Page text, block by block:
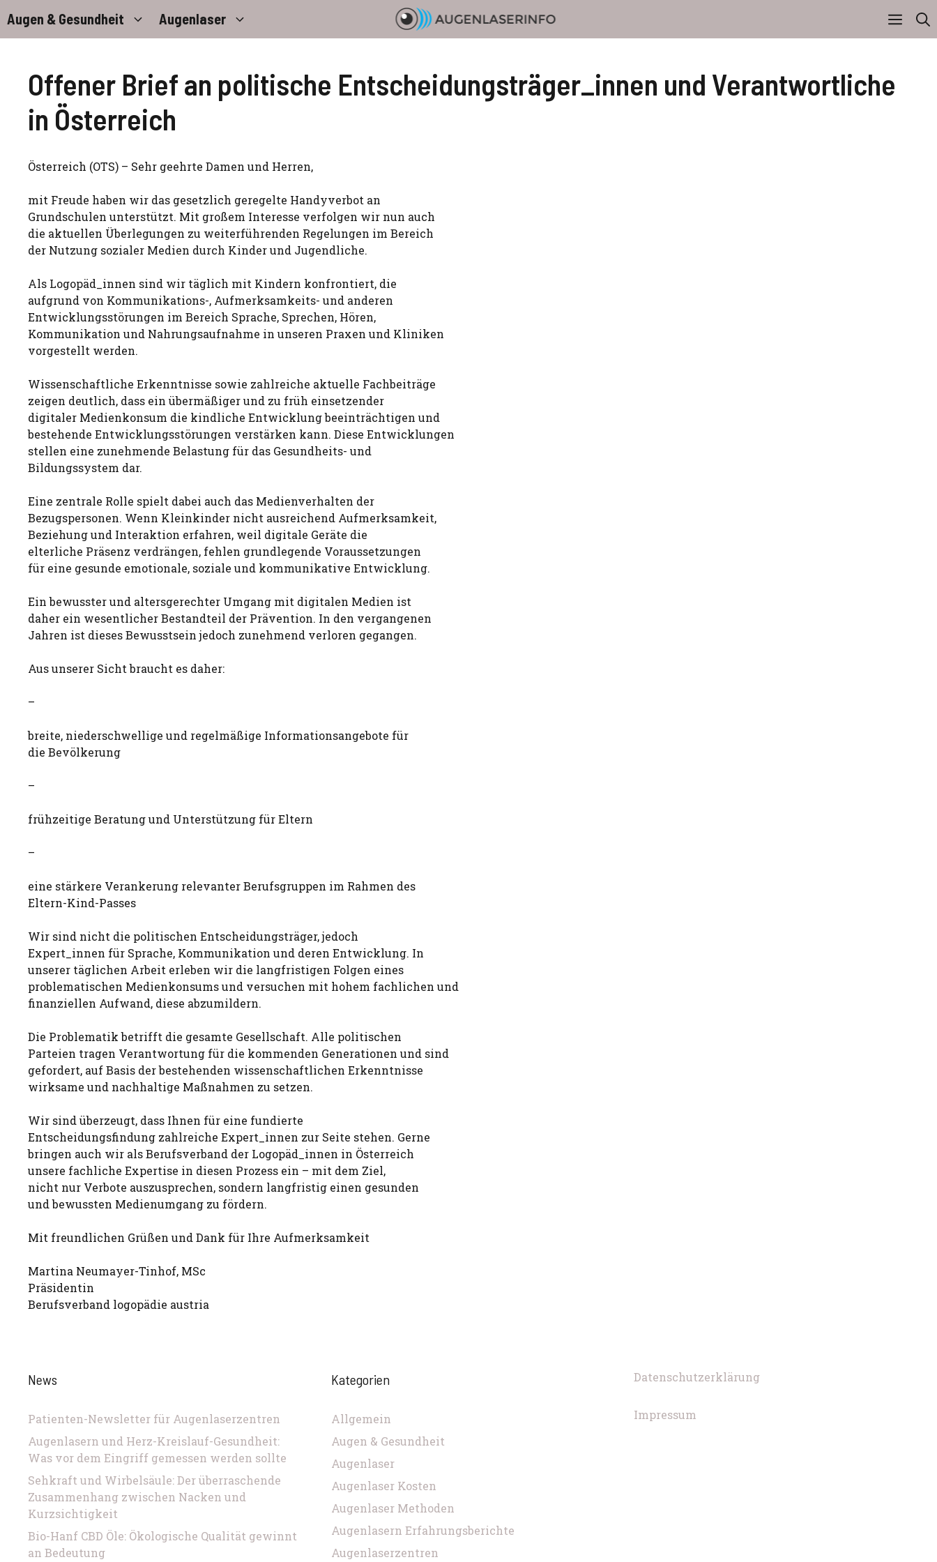
Inhalt
springen
Augen & Gesundheit Augenlaser
Offener Brief an politische Entscheidungsträger_innen und Verantwortliche
in Österreich
Österreich (OTS) – Sehr geehrte Damen und Herren,
mit Freude haben wir das gesetzlich geregelte Handyverbot an
Grundschulen unterstützt. Mit großem Interesse verfolgen wir nun auch
die aktuellen Überlegungen zu weiterführenden Regelungen im Bereich
der Nutzung sozialer Medien durch Kinder und Jugendliche.
Als Logopäd_innen sind wir täglich mit Kindern konfrontiert, die
aufgrund von Kommunikations-, Aufmerksamkeits- und anderen
Entwicklungsstörungen im Bereich Sprache, Sprechen, Hören,
Kommunikation und Nahrungsaufnahme in unseren Praxen und Kliniken
vorgestellt werden.
Wissenschaftliche Erkenntnisse sowie zahlreiche aktuelle Fachbeiträge
zeigen deutlich, dass ein übermäßiger und zu früh einsetzender
digitaler Medienkonsum die kindliche Entwicklung beeinträchtigen und
bestehende Entwicklungsstörungen verstärken kann. Diese Entwicklungen
stellen eine zunehmende Belastung für das Gesundheits- und
Bildungssystem dar.
Eine zentrale Rolle spielt dabei auch das Medienverhalten der
Bezugspersonen. Wenn Kleinkinder nicht ausreichend Aufmerksamkeit,
Beziehung und Interaktion erfahren, weil digitale Geräte die
elterliche Präsenz verdrängen, fehlen grundlegende Voraussetzungen
für eine gesunde emotionale, soziale und kommunikative Entwicklung.
Ein bewusster und altersgerechter Umgang mit digitalen Medien ist
daher ein wesentlicher Bestandteil der Prävention. In den vergangenen
Jahren ist dieses Bewusstsein jedoch zunehmend verloren gegangen.
Aus unserer Sicht braucht es daher:
–
breite, niederschwellige und regelmäßige Informationsangebote für
die Bevölkerung
–
frühzeitige Beratung und Unterstützung für Eltern
–
eine stärkere Verankerung relevanter Berufsgruppen im Rahmen des
Eltern-Kind-Passes
Wir sind nicht die politischen Entscheidungsträger, jedoch
Expert_innen für Sprache, Kommunikation und deren Entwicklung. In
unserer täglichen Arbeit erleben wir die langfristigen Folgen eines
problematischen Medienkonsums und versuchen mit hohem fachlichen und
finanziellen Aufwand, diese abzumildern.
Die Problematik betrifft die gesamte Gesellschaft. Alle politischen
Parteien tragen Verantwortung für die kommenden Generationen und sind
gefordert, auf Basis der bestehenden wissenschaftlichen Erkenntnisse
wirksame und nachhaltige Maßnahmen zu setzen.
Wir sind überzeugt, dass Ihnen für eine fundierte
Entscheidungsfindung zahlreiche Expert_innen zur Seite stehen. Gerne
bringen auch wir als Berufsverband der Logopäd_innen in Österreich
unsere fachliche Expertise in diesen Prozess ein – mit dem Ziel,
nicht nur Verbote auszusprechen, sondern langfristig einen gesunden
und bewussten Medienumgang zu fördern.
Mit freundlichen Grüßen und Dank für Ihre Aufmerksamkeit
Martina Neumayer-Tinhof, MSc
Präsidentin
Berufsverband logopädie austria
News
Patienten-Newsletter für Augenlaserzentren
Augenlasern und Herz-Kreislauf-Gesundheit:
Was vor dem Eingriff gemessen werden sollte
Sehkraft und Wirbelsäule: Der überraschende
Zusammenhang zwischen Nacken und
Kurzsichtigkeit
Bio-Hanf CBD Öle: Ökologische Qualität gewinnt
an Bedeutung
Kategorien
Allgemein
Augen & Gesundheit
Augenlaser
Augenlaser Kosten
Augenlaser Methoden
Augenlasern Erfahrungsberichte
Augenlaserzentren
Datenschutzerklärung
Impressum